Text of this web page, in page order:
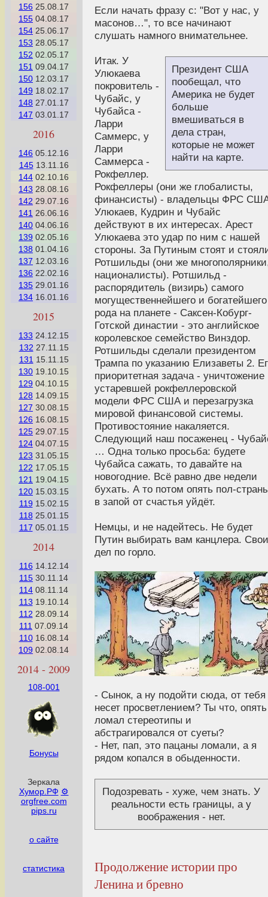
156 25.08.17
155 04.08.17
154 25.06.17
153 28.05.17
152 02.05.17
151 09.04.17
150 12.03.17
149 18.02.17
148 27.01.17
147 03.01.17
2016
146 05.12.16
14513.11.16
144 02.10.16
143 28.08.16
142 29.07.16
141 26.06.16
140 04.06.16
139 02.05.16
138 01.04.16
137 12.03.16
136 22.02.16
135 29.01.16
134 16.01.16
2015
133 24.12.15
132 27.11.15
131 15.11.15
130 19.10.15
129 04.10.15
128 14.09.15
127 30.08.15
126 16.08.15
125 29.07.15
124 04.07.15
123 31.05.15
122 17.05.15
121 19.04.15
120 15.03.15
119 15.02.15
118 25.01.15
117 05.01.15
2014
116 14.12.14
115 30.11.14
114 08.11.14
113 19.10.14
112 28.09.14
111 07.09.14
11016.08.14
109 02.08.14
2014 - 2009
108-001
Бонусы
Зеркала
Хумор.РФ ⚙
orgfree.com
pips.ru
о сайте
статистика
Если начать фразу с: "Вот у нас, у
масонов…", то все начинают
слушать намного внимательнее.
Президент США
пообещал, что
Америка не будет
больше
вмешиваться в
дела стран,
которые не может
найти на карте.
Итак. У
Улюкаева
покровитель -
Чубайс, у
Чубайса -
Ларри
Саммерс, у
Ларри
Саммерса -
Рокфеллер.
Рокфеллеры (они же глобалисты,
финансисты) - владельцы ФРС
Улюкаев, Кудрин и Чубайс
действуют в их интересах. Арест
Улюкаева это удар по ним с нашей
стороны. За Путиным стоят и
Ротшильды (они же
националисты). Ротшильд -
распорядитель (визирь) самого
могущественнейшего и богатейшего
рода на планете - Саксен-Кобург-
Готской династии - это английское
королевское семейство Винздор.
Ротшильды сделали президентом
Трампа по указанию Елизаветы 2.
приоритетная задача - уничтожение
устаревшей рокфеллеровской
модели ФРС США и перезагрузка
мировой финансовой системы.
Противостояние накаляется.
Следующий наш посаженец -
… Одна только просьба: будете
Чубайса сажать, то давайте на
новогодние. Всё равно две недели
бухать. А то потом опять пол-
в запой от счастья уйдёт.
Немцы, и не надейтесь. Не будет
Путин выбирать вам канцлера.
дел по горло.
- Сынок, а ну подойти сюда, от тебя
несет просветлением? Ты что, опять
ломал стереотипы и
абстрагировался от суеты?
- Нет, пап, это пацаны ломали, а я
рядом копался в обыденности.
Подозревать - хуже, чем знать. У
реальности есть границы, а у
воображения - нет.
Продолжение истории про
Ленина и бревно